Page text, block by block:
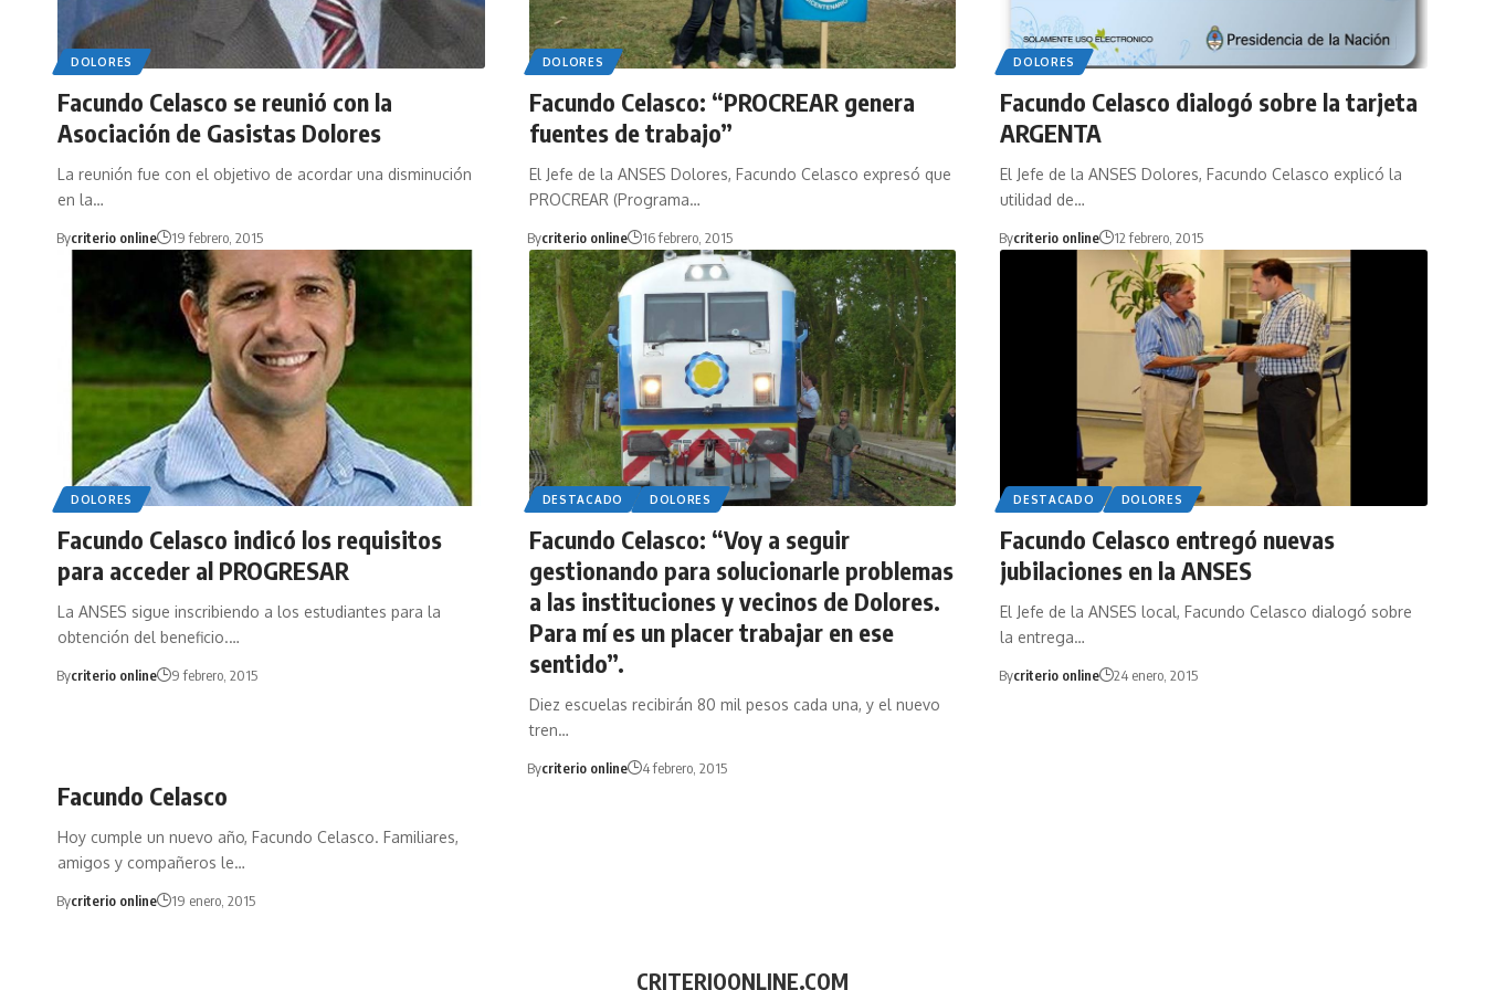
DOLORES
Facundo Celasco se reunió con la
Asociación de Gasistas Dolores
La reunión fue con el objetivo de acordar una disminución
en la…
Bycriterio online 19 febrero, 2015
DOLORES
Facundo Celasco: “PROCREAR genera
fuentes de trabajo”
El Jefe de la ANSES Dolores, Facundo Celasco expresó que
PROCREAR (Programa…
Bycriterio online 16 febrero, 2015
DOLORES
Facundo Celasco dialogó sobre la tarjeta
ARGENTA
El Jefe de la ANSES Dolores, Facundo Celasco explicó la
utilidad de…
Bycriterio online 12 febrero, 2015
DOLORES
Facundo Celasco indicó los requisitos
para acceder al PROGRESAR
La ANSES sigue inscribiendo a los estudiantes para la
obtención del beneficio.…
Bycriterio online 9 febrero, 2015
DESTACADO DOLORES
Facundo Celasco: “Voy a seguir
gestionando para solucionarle problemas
a las instituciones y vecinos de Dolores.
Para mí es un placer trabajar en ese
sentido”.
Diez escuelas recibirán 80 mil pesos cada una, y el nuevo
tren…
Bycriterio online 4 febrero, 2015
DESTACADO DOLORES
Facundo Celasco entregó nuevas
jubilaciones en la ANSES
El Jefe de la ANSES local, Facundo Celasco dialogó sobre
la entrega…
Bycriterio online 24 enero, 2015
Facundo Celasco
Hoy cumple un nuevo año, Facundo Celasco. Familiares,
amigos y compañeros le…
Bycriterio online 19 enero, 2015
CRITERIOONLINE.COM